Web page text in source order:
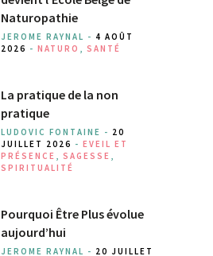
Naturopathie
JEROME RAYNAL - 4 AOÛT
2026 - NATURO , SANTÉ
La pratique de la non
pratique
LUDOVIC FONTAINE - 20
JUILLET 2026 - EVEIL ET
PRÉSENCE , SAGESSE ,
SPIRITUALITÉ
Pourquoi Être Plus évolue
aujourd’hui
JEROME RAYNAL - 20 JUILLET